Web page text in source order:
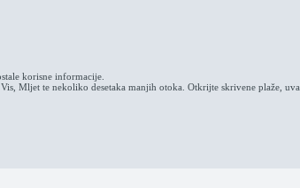
korisne informacije.
Mljet te nekoliko desetaka manjih otoka. Otkrijte skrivene plaže,